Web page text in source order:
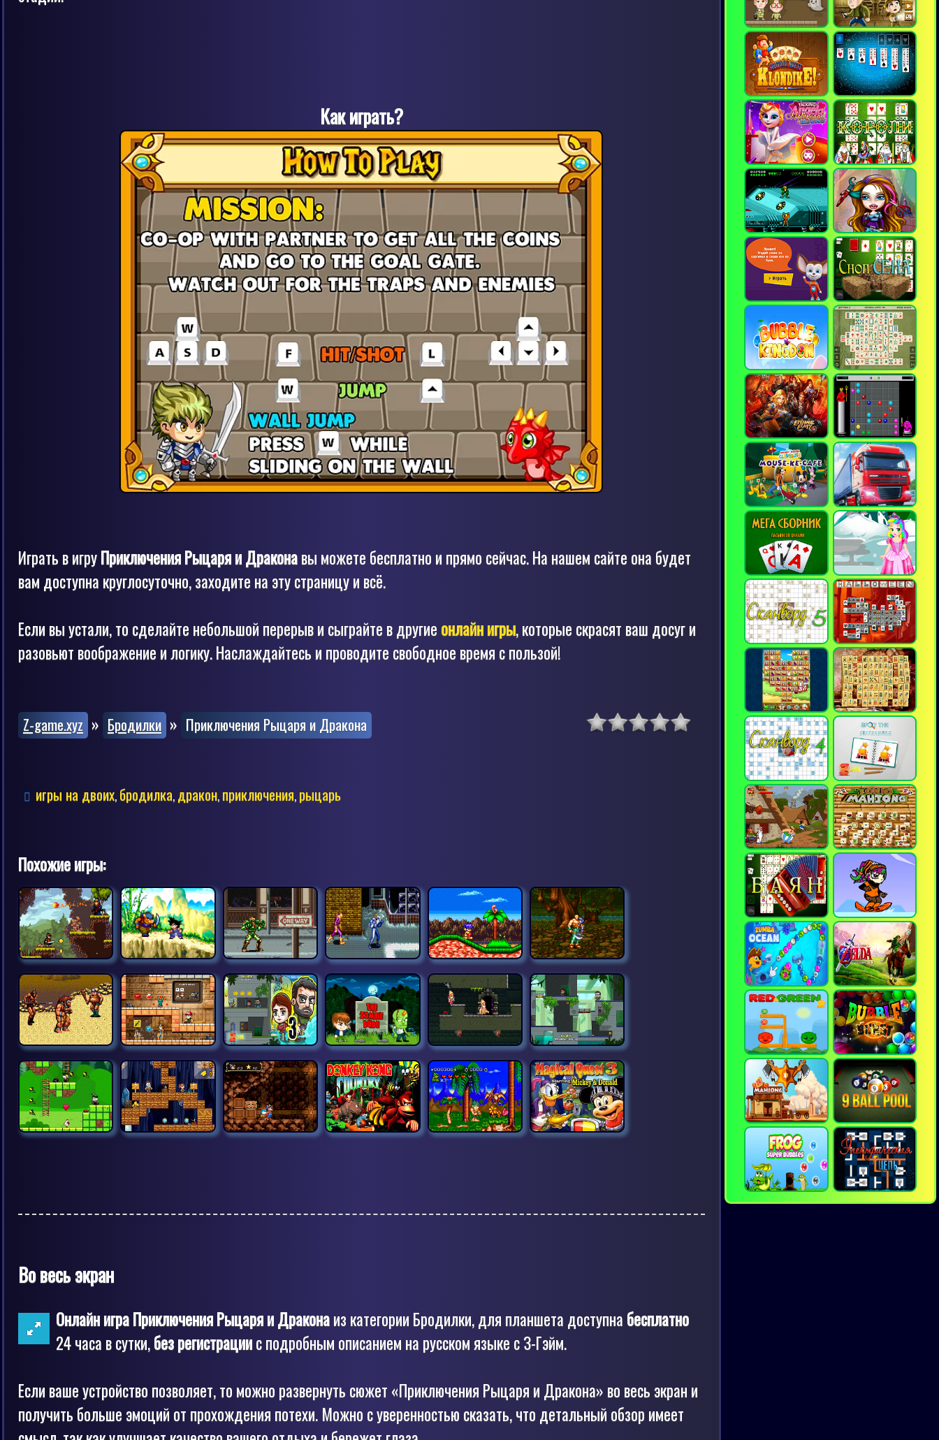
Как играть?
Играть в игруПриключения Рыцаря и Драконавы можете бесплатно и прямо сейчас. На нашем сайте она будет
вам доступна круглосуточно, заходите на эту страницу и всё.
Если вы устали, то сделайте небольшой перерыв и сыграйте в другие онлайн игры, которые скрасят ваш досуг и
разовьют воображение и логику. Наслаждайтесь и проводите свободное время с пользой!
Z-game.xyz » Бродилки » Приключения Рыцаря и Дракона
игры на двоих, бродилка, дракон, приключения, рыцарь
Похожие игры:
Во весь экран
Онлайн игра Приключения Рыцаря и Драконаиз категории Бродилки, для планшета доступна бесплатно
24 часа в сутки,без регистрациис подробным описанием на русском языке с З-Гэйм.
Если ваше устройство позволяет, то можно развернуть сюжет «Приключения Рыцаря и Дракона» во весь экран и
получить больше эмоций от прохождения потехи. Можно с уверенностью сказать, что детальный обзор имеет